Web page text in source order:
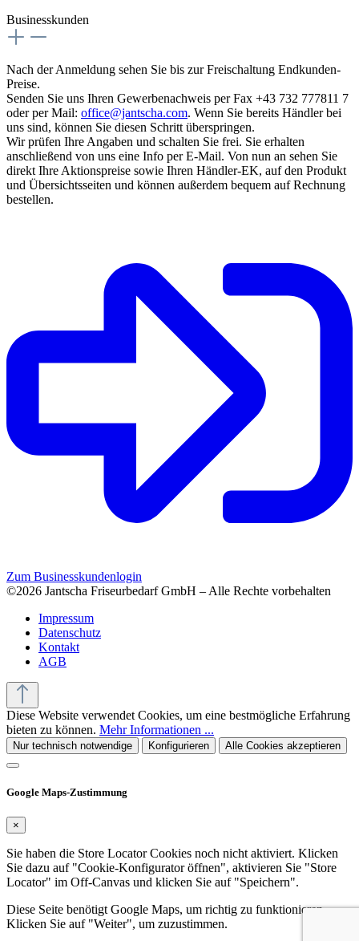
Businesskunden
Nach der Anmeldung sehen Sie bis zur Freischaltung Endkunden-
Preise.
Senden Sie uns Ihren Gewerbenachweis per Fax +43 732 777811 7
oder per Mail: office@jantscha.com. Wenn Sie bereits Händler bei
uns sind, können Sie diesen Schritt überspringen.
Wir prüfen Ihre Angaben und schalten Sie frei. Sie erhalten
anschließend von uns eine Info per E-Mail. Von nun an sehen Sie
direkt Ihre Aktionspreise sowie Ihren Händler-EK, auf den Produkt
und Übersichtsseiten und können außerdem bequem auf Rechnung
bestellen.
Zum Businesskundenlogin
©2026 Jantscha Friseurbedarf GmbH – Alle Rechte vorbehalten
Impressum
Datenschutz
Kontakt
AGB
Diese Website verwendet Cookies, um eine bestmögliche Erfahrung
bieten zu können. Mehr Informationen ...
Nur technisch notwendige Konfigurieren Alle Cookies akzeptieren
Google Maps-Zustimmung
×
Sie haben die Store Locator Cookies noch nicht aktiviert. Klicken
Sie dazu auf "Cookie-Konfigurator öffnen", aktivieren Sie "Store
Locator" im Off-Canvas und klicken Sie auf "Speichern".
Diese Seite benötigt Google Maps, um richtig zu funktionieren.
Klicken Sie auf "Weiter", um zuzustimmen.